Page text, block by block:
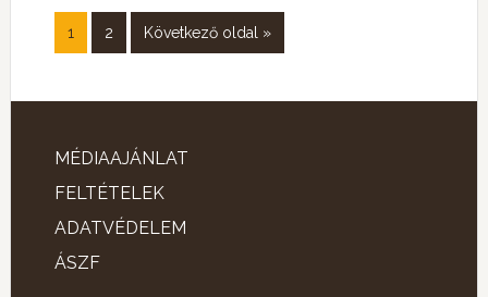
1 2 Következő oldal »
MÉDIAAJÁNLAT
FELTÉTELEK
ADATVÉDELEM
ÁSZF